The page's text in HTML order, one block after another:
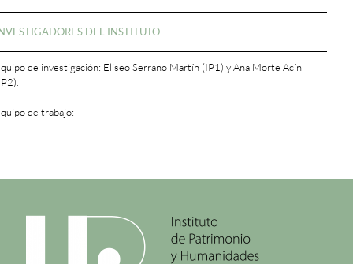
DEL INSTITUTO
de investigación: Eliseo Serrano Martín (IP1) y Ana Morte Acín
de trabajo: